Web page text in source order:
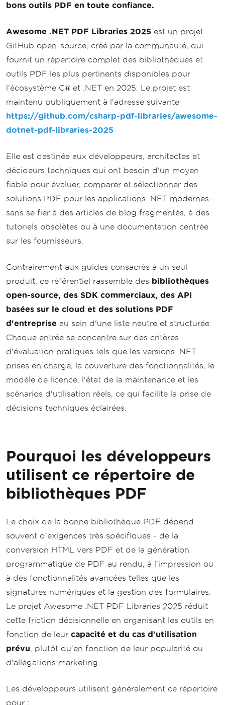
bons outils PDF en toute confiance.
Awesome .NET PDF Libraries 2025 est un projet
GitHub open-source, créé par la communauté, qui
fournit un répertoire complet des bibliothèques et
outils PDF les plus pertinents disponibles pour
l'écosystème C# et .NET en 2025. Le projet est
maintenu publiquement à l'adresse suivante
https://github.com/csharp-pdf-libraries/awesome-
dotnet-pdf-libraries-2025
Elle est destinée aux développeurs, architectes et
décideurs techniques qui ont besoin d'un moyen
fiable pour évaluer, comparer et sélectionner des
solutions PDF pour les applications .NET modernes -
sans se fier à des articles de blog fragmentés, à des
tutoriels obsolètes ou à une documentation centrée
sur les fournisseurs.
Contrairement aux guides consacrés à un seul
produit, ce référentiel rassemble des bibliothèques
open-source, des SDK commerciaux, des API
basées sur le cloud et des solutions PDF
d'entreprise au sein d'une liste neutre et structurée.
Chaque entrée se concentre sur des critères
d'évaluation pratiques tels que les versions .NET
prises en charge, la couverture des fonctionnalités, le
modèle de licence, l'état de la maintenance et les
scénarios d'utilisation réels, ce qui facilite la prise de
décisions techniques éclairées.
Pourquoi les développeurs
utilisent ce répertoire de
bibliothèques PDF
Le choix de la bonne bibliothèque PDF dépend
souvent d'exigences très spécifiques - de la
conversion HTML vers PDF et de la génération
programmatique de PDF au rendu, à l'impression ou
à des fonctionnalités avancées telles que les
signatures numériques et la gestion des formulaires.
Le projet Awesome .NET PDF Libraries 2025 réduit
cette friction décisionnelle en organisant les outils en
fonction de leur capacité et du cas d'utilisation
prévu, plutôt qu'en fonction de leur popularité ou
d'allégations marketing.
Les développeurs utilisent généralement ce répertoire
pour :